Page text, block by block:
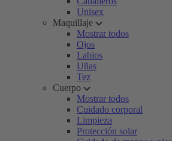
Unisex
Maquillaje
Mostrar todos
Ojos
Labios
Uñas
Tez
Cuerpo
Mostrar todos
Cuidado corporal
Limpieza
Protección solar